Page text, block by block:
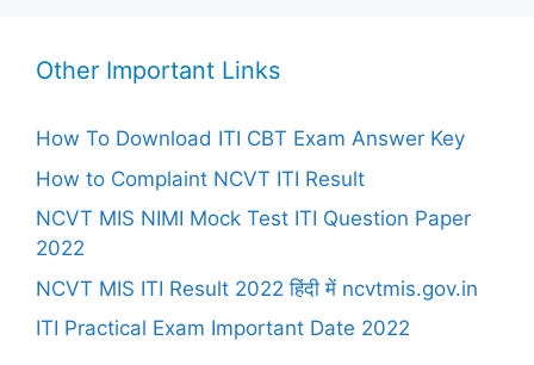
Other Important Links
How To Download ITI CBT Exam Answer Key
How to Complaint NCVT ITI Result
NCVT MIS NIMI Mock Test ITI Question Paper
2022
NCVT MIS ITI Result 2022 हिंदी में ncvtmis.gov.in
ITI Practical Exam Important Date 2022